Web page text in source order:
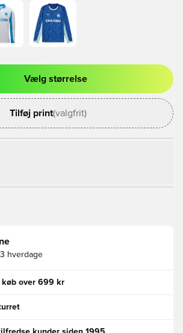
logge ind eller tilmelde dig som medlem
Vælg størrelse
Tilføj print(valgfrit)
3 hverdage
køb over 699 kr